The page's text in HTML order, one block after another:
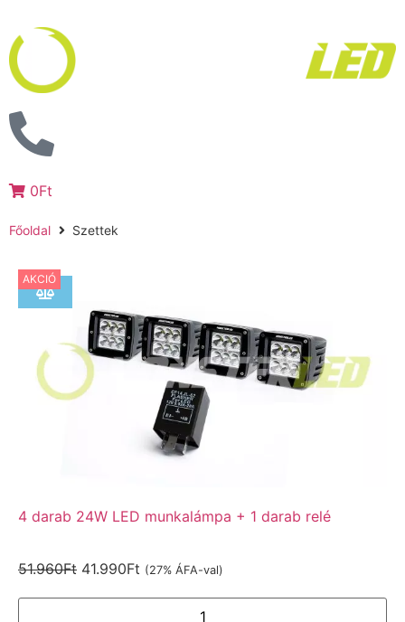
0Ft
Főoldal Szettek
AKCIÓ
4 darab 24W LED munkalámpa + 1 darab relé
51.960Ft 41.990Ft (27% ÁFA-val)